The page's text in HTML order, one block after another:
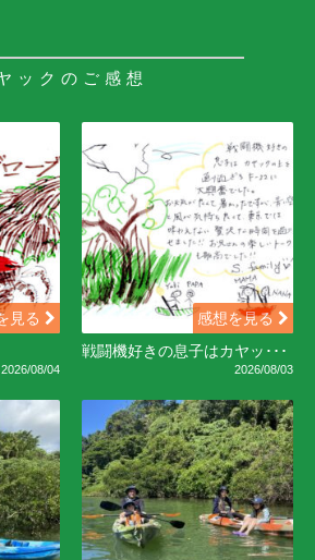
ックのご感想
見る
2026/08/04
感想を見る
戦闘機好きの息子はカヤッ･･･
2026/08/03